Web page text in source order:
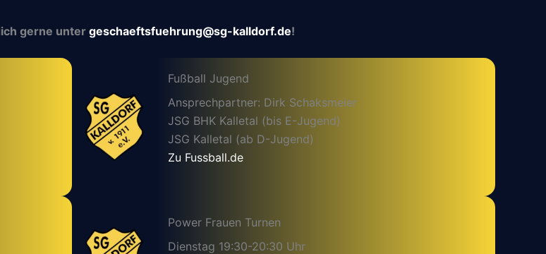
gerne unter geschaeftsfuehrung@sg-kalldorf.de!
Fußball Jugend
Ansprechpartner: Dirk Schaksmeier
JSG BHK Kalletal (bis E-Jugend)
JSG Kalletal (ab D-Jugend)
Zu Fussball.de
Power Frauen Turnen
Dienstag 19:30-20:30 Uhr